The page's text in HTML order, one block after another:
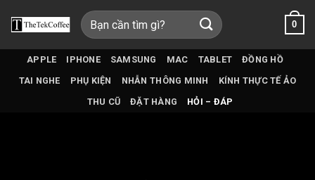
qua
Tìm
kiếm:
0
APPLE IPHONE SAMSUNG MAC TABLET
ĐỒNG HỒ
TAI NGHE
PHỤ KIỆN NHẪN THÔNG MINH
KÍNH THỰC TẾ ẢO
THU CŨ
ĐẶT HÀNG HỎI – ĐÁP